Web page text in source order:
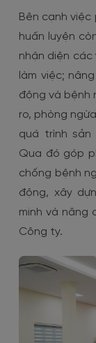
Bên cạnh
huấn luyện
nhận diện các
làm việc;
động và bệnh
ro, phòng
quá trình
Qua đó góp
chống bệnh
động, xây
minh và nâng
Công ty.